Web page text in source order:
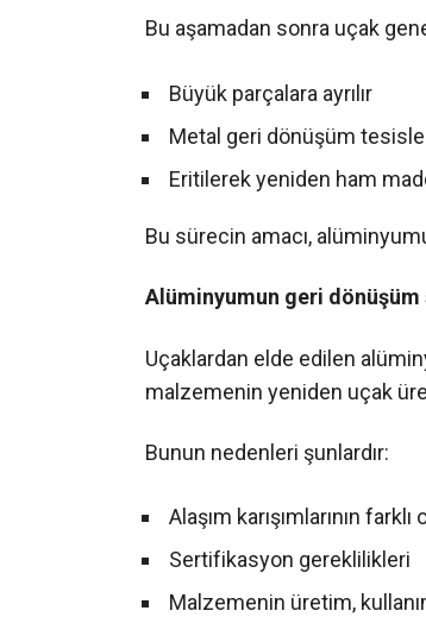
Bu aşamadan sonra uçak
Büyük parçalara ayrılır
Metal geri dönüşüm
Eritilerek yeniden ham
Bu sürecin amacı,
Alüminyumun geri dönüşüm
Uçaklardan elde edilen
malzemenin yeniden uçak
Bunun nedenleri şunlardır:
Alaşım karışımlarının farklı
Sertifikasyon gereklilikleri
Malzemenin üretim,